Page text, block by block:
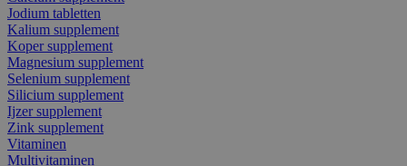
Jodium tabletten
Kalium supplement
Koper supplement
Magnesium supplement
Selenium supplement
Silicium supplement
Ijzer supplement
Zink supplement
Vitaminen
Multivitaminen